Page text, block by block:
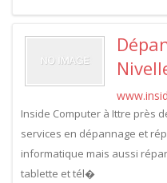
Inside Computer à Ittre près
services en dépannage et
informatique mais aussi
tablette et tél�